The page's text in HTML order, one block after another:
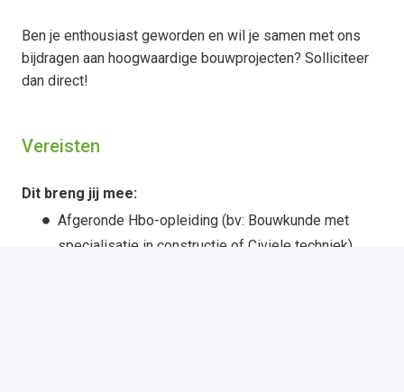
Ben je enthousiast geworden en wil je samen met ons
bijdragen aan hoogwaardige bouwprojecten? Solliciteer
dan direct!
Vereisten
Dit breng jij mee:
Afgeronde Hbo-opleiding (bv: Bouwkunde met
specialisatie in constructie of Civiele techniek).